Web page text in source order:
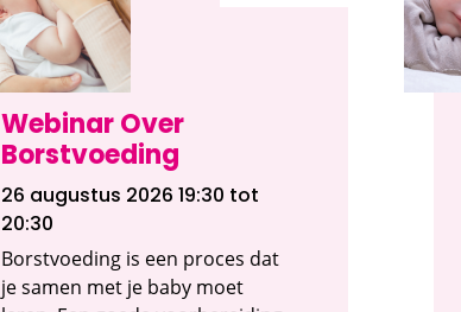
Webinar Over
Borstvoeding
26 augustus 2026 19:30 tot
20:30
Borstvoeding is een proces dat
je samen met je baby moet